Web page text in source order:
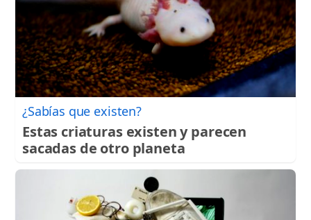
¿Sabías que existen?
Estas criaturas existen y parecen
sacadas de otro planeta